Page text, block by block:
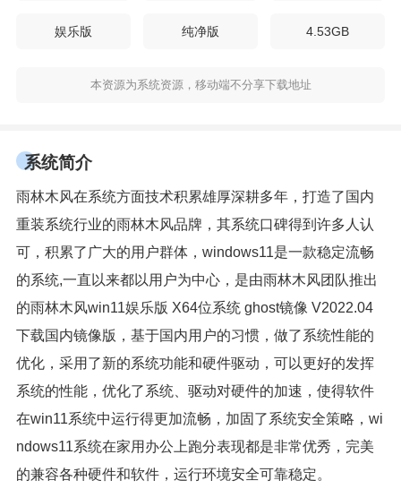
娱乐版 纯净版 4.53GB
本资源为系统资源，移动端不分享下载地址
系统简介
雨林木风在系统方面技术积累雄厚深耕多年，打造了国内
重装系统行业的雨林木风品牌，其系统口碑得到许多人认
可，积累了广大的用户群体，windows11是一款稳定流畅
的系统,一直以来都以用户为中心，是由雨林木风团队推出
的雨林木风win11娱乐版 X64位系统 ghost镜像 V2022.04
下载国内镜像版，基于国内用户的习惯，做了系统性能的
优化，采用了新的系统功能和硬件驱动，可以更好的发挥
系统的性能，优化了系统、驱动对硬件的加速，使得软件
在win11系统中运行得更加流畅，加固了系统安全策略，wi
ndows11系统在家用办公上跑分表现都是非常优秀，完美
的兼容各种硬件和软件，运行环境安全可靠稳定。